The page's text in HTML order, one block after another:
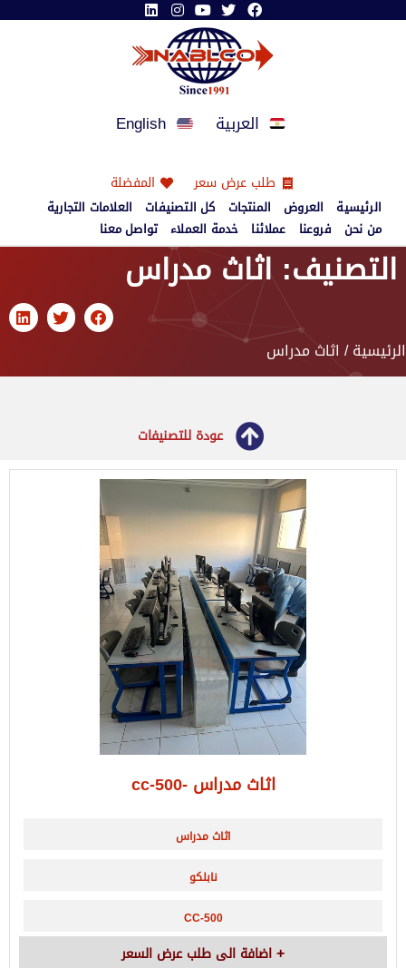
العربية English
طلب عرض سعر المفضلة
الرئيسية العروض المنتجات كل التصنيفات
العلامات التجارية
من نحن فروعنا عملائنا خدمة العملاء تواصل معنا
التصنيف: اثاث مدراس
الرئيسية/ اثاث مدراس
عودة للتصنيفات
اثاث مدراس -cc-500
اثاث مدراس
نابلكو
CC-500
اضافة الى طلب عرض السعر